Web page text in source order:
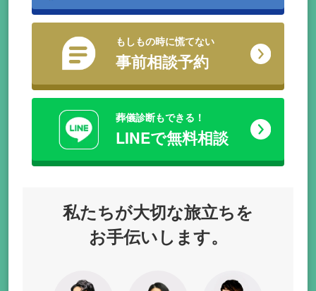
もしもの時に慌てない
事前相談予約
葬儀診断もできる！
LINEで無料相談
私たちが大切な旅立ちを
お手伝いします。